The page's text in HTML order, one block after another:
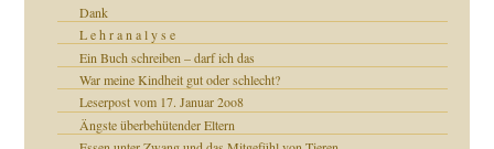
in meiner
Dank
L e h r a n a l y s e
Ein Buch schreiben – darf ich das
War meine Kindheit gut oder schlecht?
Leserpost vom 17. Januar 2oo8
Ängste überbehütender Eltern